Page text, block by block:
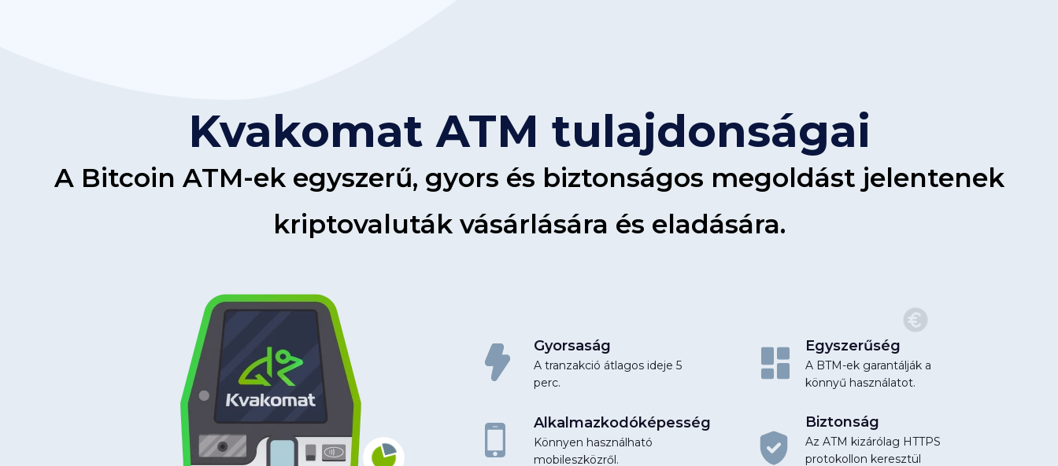
Kvakomat ATM tulajdonságai
A Bitcoin ATM-ek egyszerű, gyors és biztonságos megoldást jelentenek
kriptovaluták vásárlására és eladására.
Gyorsaság
A tranzakció átlagos ideje 5
perc.
Alkalmazkodóképesség
Könnyen használható
mobileszközről.
Egyszerűség
A BTM-ek garantálják a
könnyű használatot.
Biztonság
Az ATM kizárólag HTTPS
protokollon keresztül